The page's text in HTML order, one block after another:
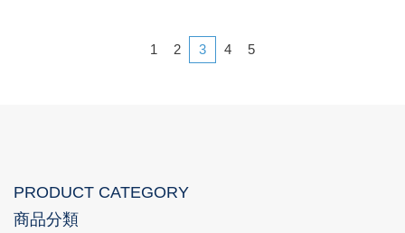
1 2 3 4 5
PRODUCT CATEGORY
商品分類